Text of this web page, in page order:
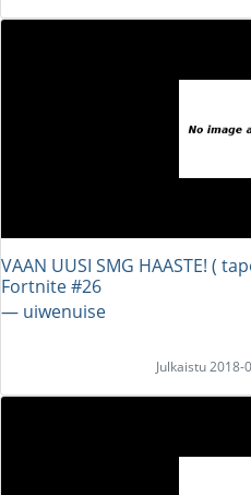
VAAN UUSI SMG HAASTE! (
Fortnite #26
― uiwenuise
Julkaistu